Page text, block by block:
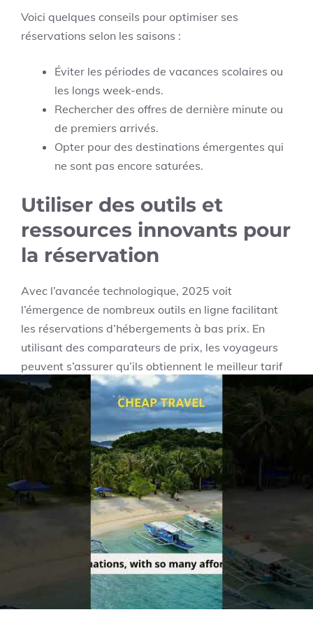
Voici quelques conseils pour optimiser ses
réservations selon les saisons :
Éviter les périodes de vacances scolaires ou
les longs week-ends.
Rechercher des offres de dernière minute ou
de premiers arrivés.
Opter pour des destinations émergentes qui
ne sont pas encore saturées.
Utiliser des outils et
ressources innovants pour
la réservation
Avec l’avancée technologique, 2025 voit
l’émergence de nombreux outils en ligne facilitant
les réservations d’hébergements à bas prix. En
utilisant des comparateurs de prix, les voyageurs
peuvent s’assurer qu’ils obtiennent le meilleur tarif
possible. Sites tels que Tripadvisor et Expedia ne se
contentent pas de lister des réservations, mais
proposent également des fonctionnalités
intéressantes comme des alertes de prix.
Les alertes de prix sont particulièrement utiles pour
les utilisateurs ayant un budget précis. Une fois
inscrits, ils reçoivent des notifications dès qu’un
logement correspondant à leurs critères voit son
prix baisser. Cela peut permettre de réaliser des
économies significatives, surtout pour les
réservations à long terme.